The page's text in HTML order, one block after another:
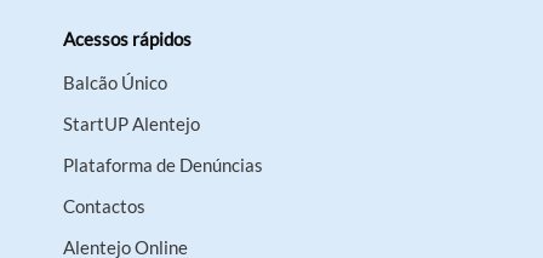
Acessos rápidos
Balcão Único
StartUP Alentejo
Plataforma de Denúncias
Contactos
Alentejo Online